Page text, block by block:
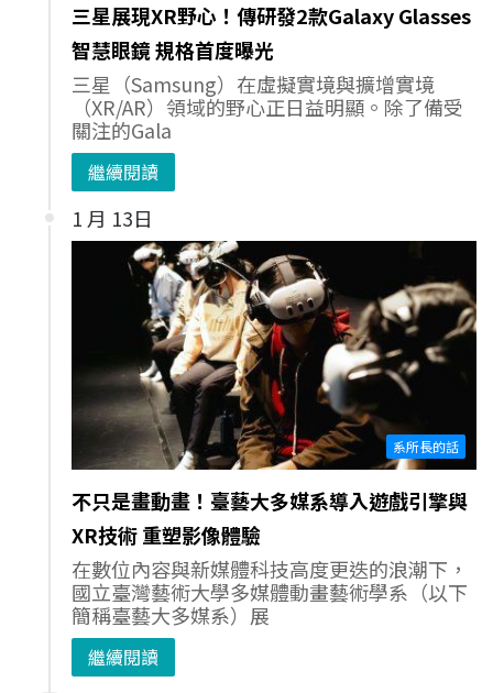
三星展現XR野心！傳研發2款Galaxy Glasses
智慧眼鏡 規格首度曝光
三星（Samsung）在虛擬實境與擴增實境
（XR/AR）領域的野心正日益明顯。除了備受
關注的Gala
繼續閱讀
1 月 13日
系所長的話
不只是畫動畫！臺藝大多媒系導入遊戲引擎與
XR技術 重塑影像體驗
在數位內容與新媒體科技高度更迭的浪潮下，
國立臺灣藝術大學多媒體動畫藝術學系（以下
簡稱臺藝大多媒系）展
繼續閱讀